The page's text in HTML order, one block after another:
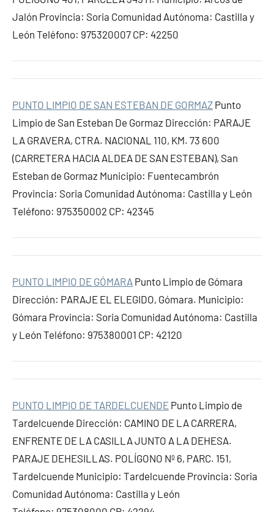
Jalón Provincia: Soria Comunidad Autónoma: Castilla y
León Teléfono: 975320007 CP: 42250
PUNTO LIMPIO DE SAN ESTEBAN DE GORMAZ Punto
Limpio de San Esteban De Gormaz Dirección: PARAJE
LA GRAVERA, CTRA. NACIONAL 110, KM. 73 600
(CARRETERA HACIA ALDEA DE SAN ESTEBAN), San
Esteban de Gormaz Municipio: Fuentecambrón
Provincia: Soria Comunidad Autónoma: Castilla y León
Teléfono: 975350002 CP: 42345
PUNTO LIMPIO DE GÓMARA Punto Limpio de Gómara
Dirección: PARAJE EL ELEGIDO, Gómara. Municipio:
Gómara Provincia: Soria Comunidad Autónoma: Castilla
y León Teléfono: 975380001 CP: 42120
PUNTO LIMPIO DE TARDELCUENDE Punto Limpio de
Tardelcuende Dirección: CAMINO DE LA CARRERA,
ENFRENTE DE LA CASILLA JUNTO A LA DEHESA.
PARAJE DEHESILLAS. POLÍGONO Nº 6, PARC. 151,
Tardelcuende Municipio: Tardelcuende Provincia: Soria
Comunidad Autónoma: Castilla y León